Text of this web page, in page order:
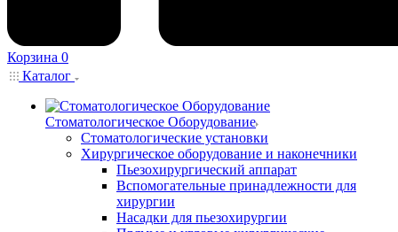
Корзина 0
Каталог
Стоматологическое Оборудование
Стоматологические установки
Хирургическое оборудование и наконечники
Пьезохирургический аппарат
Вспомогательные принадлежности для
хирургии
Насадки для пьезохирургии